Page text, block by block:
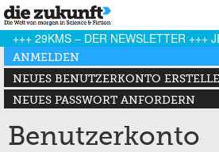
+++ 29KMS – DER NEWSLETTER +++
Haupt-Reiter
ANMELDEN
(AKTIVER REITER)
NEUES BENUTZERKONTO
NEUES PASSWORT ANFORDERN
Benutzerkonto